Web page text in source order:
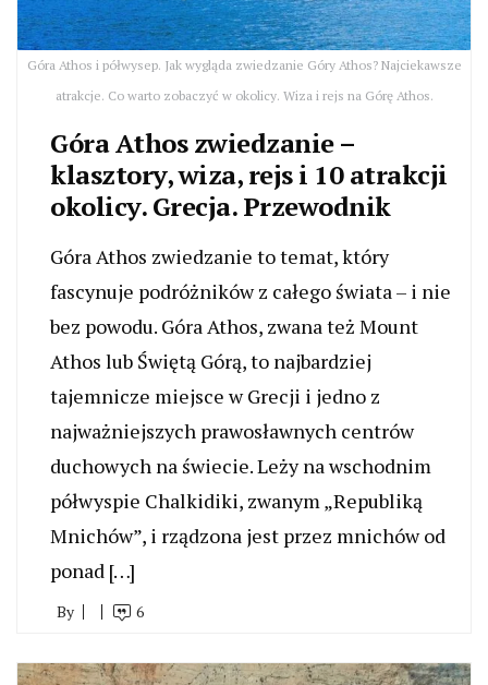
Góra Athos i półwysep. Jak wygląda zwiedzanie Góry Athos? Najciekawsze
atrakcje. Co warto zobaczyć w okolicy. Wiza i rejs na Górę Athos.
Góra Athos zwiedzanie –
klasztory, wiza, rejs i 10 atrakcji
okolicy. Grecja. Przewodnik
Góra Athos zwiedzanie to temat, który
fascynuje podróżników z całego świata – i nie
bez powodu. Góra Athos, zwana też Mount
Athos lub Świętą Górą, to najbardziej
tajemnicze miejsce w Grecji i jedno z
najważniejszych prawosławnych centrów
duchowych na świecie. Leży na wschodnim
półwyspie Chalkidiki, zwanym „Republiką
Mnichów”, i rządzona jest przez mnichów od
ponad […]
By 6